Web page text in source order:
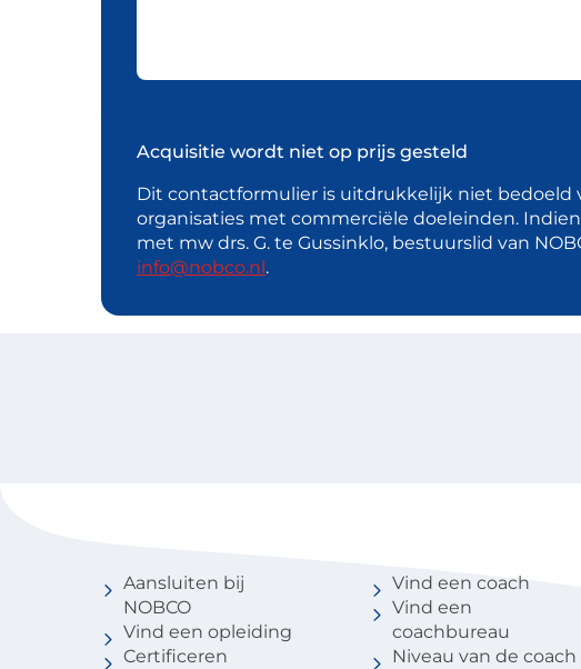
Acquisitie wordt niet op prijs gesteld
Dit contactformulier is uitdrukkelijk niet bedoeld
organisaties met commerciële doeleinden.
met mw drs. G. te Gussinklo, bestuurslid van
info@nobco.nl .
Aansluiten bij
NOBCO
Vind een opleiding
Certificeren
Vind een coach
Vind een
coachbureau
Niveau van de coach